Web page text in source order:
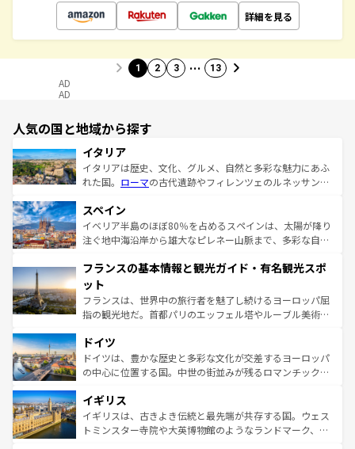
詳細を見る
1 2 3 … 13
AD
AD
人気の国と地域から探す
イタリア
イタリアは歴史、文化、グルメ、自然と多彩な魅力にあふ
れた国。 ローマの古代遺跡やフィレンツェのルネッサンス
ろん、トスカーナの美しい田園風景やアマルフィ海岸の絶
景など、自然景観も見逃せない。観光の合間には、本場の
ピザやパスタなど、絶品のイタリア料理を堪能することも
ませてくれるイタリアで、忘れられない旅をしてみよう！
なお、新着のイタリア情報は
しい。
スペイン
イベリア半島のほぼ80％を占めるスペインは、太陽が降り
注ぐ地中海沿岸から雄大なピレネー山脈まで、多彩な自然
文化が根付くこの国では、情熱的なフラメンコ、熱気あふ
れる闘牛、そして美味しいタパスが生活の一部となってい
る。首都マドリードの洗練された雰囲気や、バルセロナの
アートに溢れた街角から、地方では古代ローマ遺跡や中世
せる。地方によって風土や気候が異なるスペインはその個
性で訪れる人を魅了する。 なお、新着のスペイン情報は コ
ンテンツ一覧を参照してほしい。
フランスの基本情報と観光ガイド・有名観光スポ
ット
フランスは、世界中の旅行者を魅了し続けるヨーロッパ屈
指の観光地だ。首都パリのエッフェル塔やルーブル美術館
で、幅広い魅力が詰まっている。華麗な宮殿、歴史的な大
聖堂、美しいビーチ、そして豊かな自然が、訪れる者を心
から魅了する。また、フランスは美食の国としても知ら
いる。シャンパンの発祥地であるランス、プロヴァンスの
香り高いラベンダー畑など、多彩な楽しみ方が可能だ。さ
らに、パリ以外の地域にも魅力が溢れており、どの街角に
ドイツ
ドイツは、豊かな歴史と多彩な文化が交差するヨーロッパ
の中心に位置する国。中世の街並みが残るロマンチック街
顔を持つこの国は、どこを歩いても飽きることがない。ベ
ルリンの文化的活気、バイエルン州のアルプスの絶景、そ
してライン川沿いのワイン畑といった風景は必見。ビール
イギリス
イギリスは、古きよき伝統と最先端が共存する国。ウェス
トミンスター寺院や大英博物館のようなランドマーク、歴